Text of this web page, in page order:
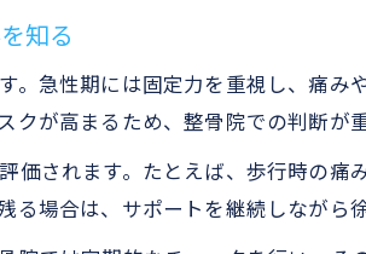
知る
。急性期には固定力を重視し、痛
が高まるため、整骨院での判断が
価されます。たとえば、歩行時の
場合は、サポートを継続しながら